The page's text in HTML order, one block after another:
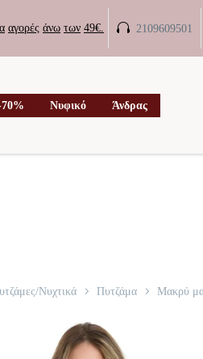
αγορές άνω των 49€. 
 2109609501
Νυφικό Άνδρας
Νυχτικά Πυτζάμα Μακρύ